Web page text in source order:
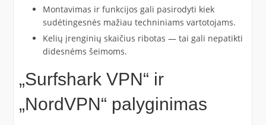
Montavimas ir funkcijos gali pasirodyti kiek
sudėtingesnės mažiau techniniams vartotojams.
Kelių įrenginių skaičius ribotas — tai gali nepatikti
didesnėms šeimoms.
„Surfshark VPN“ ir
„NordVPN“ palyginimas